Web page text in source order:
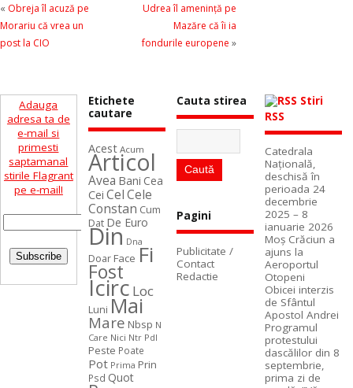
« Obreja îl acuză pe
Morariu că vrea un
post la CIO
Udrea îl ameninţă pe
Mazăre că îi ia
fondurile europene »
Adauga
adresa ta de
e-mail si
primesti
saptamanal
stirile Flagrant
pe e-mail!
Etichete
cautare
Acest Acum
Articol
Avea Bani Cea
Cei CelCele
Constan Cum
Dat De Euro
Din Dna
Doar Face Fi
Fost
Icirc Loc
Luni Mai
Mare Nbsp N
Care Nici Ntr Pdl
Peste Poate
Pot Prima Prin
Psd Quot
Cauta stirea
Pagini
Publicitate /
Contact
Redactie
Stiri
RSS
Catedrala
Naţională,
deschisă în
perioada 24
decembrie
2025 – 8
ianuarie 2026
Moș Crăciun a
ajuns la
Aeroportul
Otopeni
Obicei interzis
de Sfântul
Apostol Andrei
Programul
protestului
dascălilor din 8
septembrie,
prima zi de